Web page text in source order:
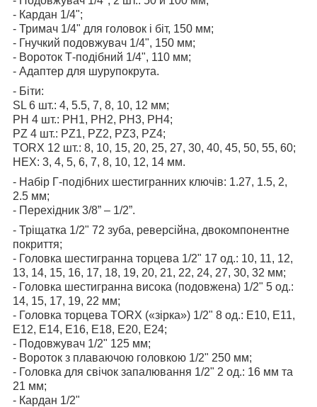
- Кардан 1/4";
- Тримач 1/4" для головок і біт, 150 мм;
- Гнучкий подовжувач 1/4", 150 мм;
- Вороток Т-подібний 1/4", 110 мм;
- Адаптер для шурупокрута.
- Біти:
SL 6 шт.: 4, 5.5, 7, 8, 10, 12 мм;
PH 4 шт.: PH1, PH2, PH3, PH4;
PZ 4 шт.: PZ1, PZ2, PZ3, PZ4;
TORX 12 шт.: 8, 10, 15, 20, 25, 27, 30, 40, 45, 50, 55, 60;
HEX: 3, 4, 5, 6, 7, 8, 10, 12, 14 мм.
- Набір Г-подібних шестигранних ключів: 1.27, 1.5, 2,
2.5 мм;
- Перехідник 3/8” – 1/2”.
- Тріщатка 1/2" 72 зуба, реверсійна, двокомпонентне
покриття;
- Головка шестигранна торцева 1/2" 17 од.: 10, 11, 12,
13, 14, 15, 16, 17, 18, 19, 20, 21, 22, 24, 27, 30, 32 мм;
- Головка шестигранна висока (подовжена) 1/2" 5 од.:
14, 15, 17, 19, 22 мм;
- Головка торцева TORX («зірка») 1/2" 8 од.: Е10, Е11,
Е12, Е14, Е16, Е18, Е20, Е24;
- Подовжувач 1/2" 125 мм;
- Вороток з плаваючою головкою 1/2" 250 мм;
- Головка для свічок запалювання 1/2" 2 од.: 16 мм та
21 мм;
- Кардан 1/2"